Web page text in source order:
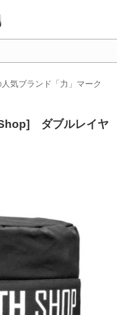
気ブランド「力」マーク
ダブルレイヤ